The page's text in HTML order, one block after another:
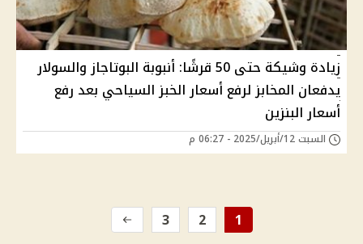
زيادة وشيكة حتى 50 قرشًا: أنبوبة البوتاجاز والسولار
يدفعان المخابز لرفع أسعار الخبز السياحي بعد رفع
أسعار البنزين
السبت 12/أبريل/2025 - 06:27 م
1
2
3